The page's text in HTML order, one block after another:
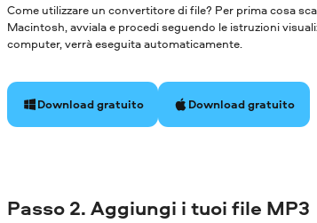
Come utilizzare un convertitore di file? Per prima cosa
Macintosh, avviala e procedi seguendo le istruzioni
computer, verrà eseguita automaticamente.
Download gratuito Download gratuito
Passo 2. Aggiungi i tuoi file MP3